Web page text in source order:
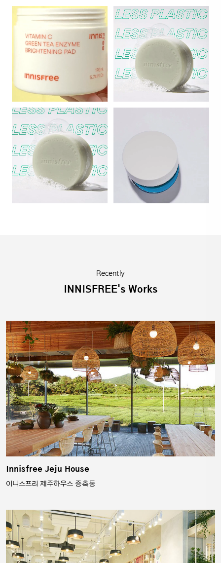
Recently
INNISFREE's Works
Innisfree Jeju House
이니스프리 제주하우스 증축동